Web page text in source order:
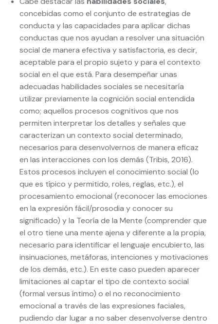
concebidas como el conjunto de estrategias de
conducta y las capacidades para aplicar dichas
conductas que nos ayudan a resolver una situación
social de manera efectiva y satisfactoria, es decir,
aceptable para el propio sujeto y para el contexto
social en el que está. Para desempeñar unas
adecuadas habilidades sociales se necesitaría
utilizar previamente la cognición social entendida
como; aquellos procesos cognitivos que nos
permiten interpretar los detalles y señales que
caracterizan un contexto social determinado,
necesarios para desenvolvernos de manera eficaz
en las interacciones con los demás (Tribis, 2016).
Estos procesos incluyen el conocimiento social (lo
que es típico y permitido, roles, reglas, etc.), el
procesamiento emocional (reconocer las emociones
en la expresión fácil/prosodia y conocer su
significado) y la Teoría de la Mente (comprender que
el otro tiene una mente ajena y diferente a la propia,
necesario para identificar el lenguaje encubierto, las
insinuaciones, metáforas, intenciones y motivaciones
de los demás, etc.). En este caso pueden aparecer
limitaciones al captar el tipo de contexto social
(formal versus íntimo) o el no reconocimiento
emocional a través de las expresiones faciales,
pudiendo dar lugar a no saber desenvolverse dentro